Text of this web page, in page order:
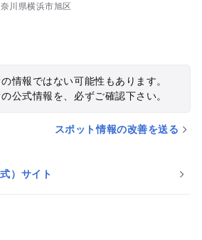
川県横浜市旭区
情報ではない可能性もあります。
公式情報を、必ずご確認下さい。
スポット情報の改善を送る
）サイト